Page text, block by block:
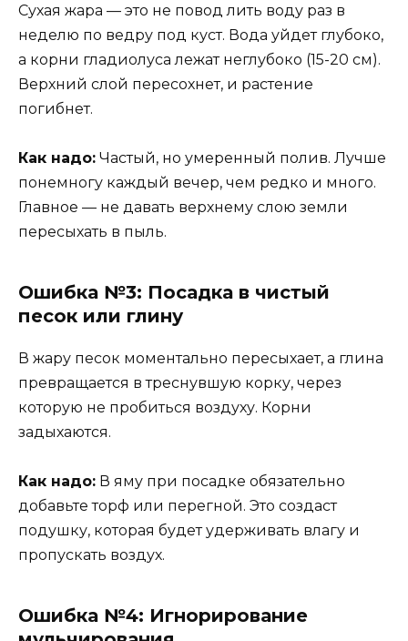
Сухая жара — это не повод лить воду раз в
неделю по ведру под куст. Вода уйдет глубоко,
а корни гладиолуса лежат неглубоко (15-20 см).
Верхний слой пересохнет, и растение
погибнет.
Как надо: Частый, но умеренный полив. Лучше
понемногу каждый вечер, чем редко и много.
Главное — не давать верхнему слою земли
пересыхать в пыль.
Ошибка №3: Посадка в чистый
песок или глину
В жару песок моментально пересыхает, а глина
превращается в треснувшую корку, через
которую не пробиться воздуху. Корни
задыхаются.
Как надо: В яму при посадке обязательно
добавьте торф или перегной. Это создаст
подушку, которая будет удерживать влагу и
пропускать воздух.
Ошибка №4: Игнорирование